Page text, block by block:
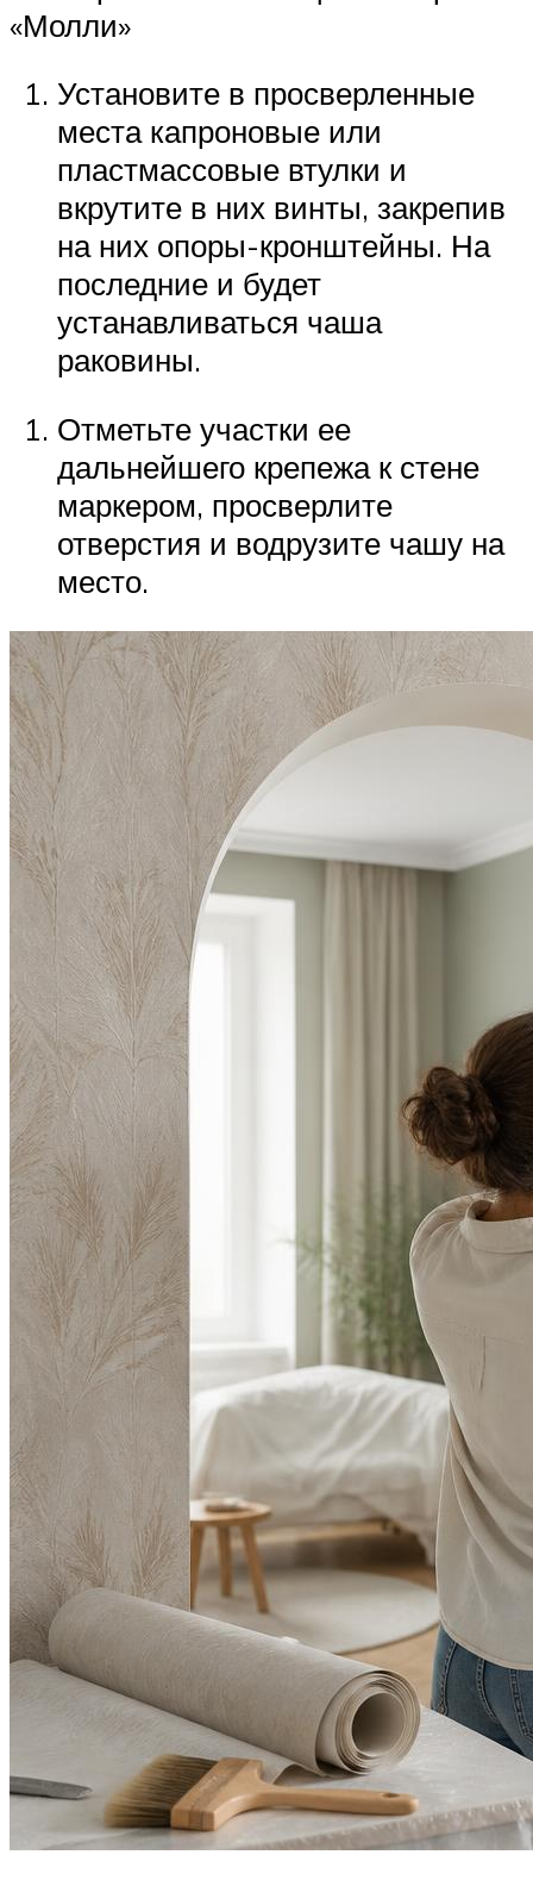
«Молли»
Установите в просверленные
места капроновые или
пластмассовые втулки и
вкрутите в них винты, закрепив
на них опоры-кронштейны. На
последние и будет
устанавливаться чаша
раковины.
Отметьте участки ее
дальнейшего крепежа к стене
маркером, просверлите
отверстия и водрузите чашу на
место.